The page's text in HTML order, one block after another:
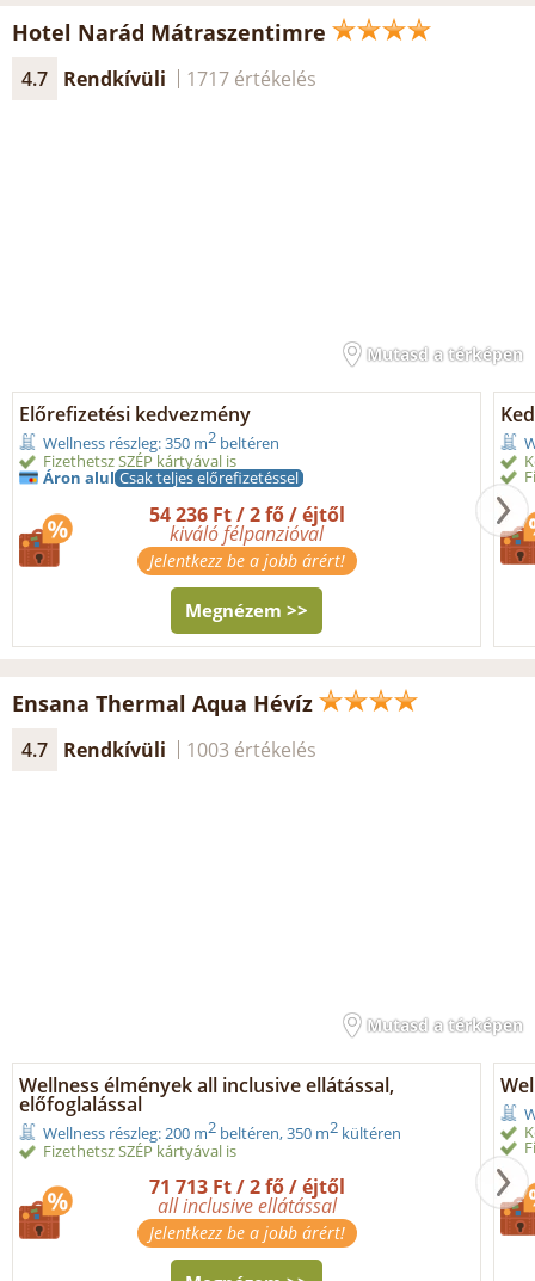
Hotel Narád Mátraszentimre
4.7 Rendkívüli 1717 értékelés
Mutasd a térképen
Előrefizetési kedvezmény
Wellness részleg: 350 m2 beltéren
Fizethetsz SZÉP kártyával is
Áron alul Csak teljes előrefizetéssel
54 236 Ft / 2 fő / éjtől
kiváló félpanzióval
Jelentkezz be a jobb árért!
Megnézem >>
Ensana Thermal Aqua Hévíz
4.7 Rendkívüli 1003 értékelés
Mutasd a térképen
Wellness élmények all inclusive ellátással,
előfoglalással
Wellness részleg: 200 m2 beltéren, 350 m2 kültéren
Fizethetsz SZÉP kártyával is
71 713 Ft / 2 fő / éjtől
all inclusive ellátással
Jelentkezz be a jobb árért!